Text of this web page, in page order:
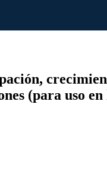
(para uso